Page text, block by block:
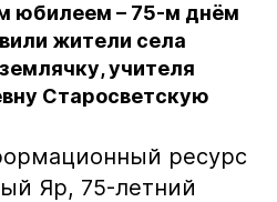
юбилеем – 75-м днём
жители села
учителя
Старосветскую
ресурс
Яр, 75-летний